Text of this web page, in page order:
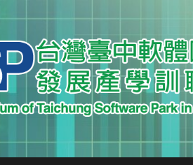
產學訓聯盟